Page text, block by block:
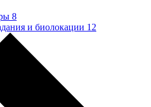
8
и биолокации 12